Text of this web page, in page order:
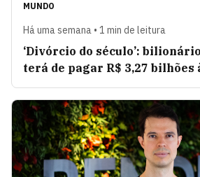
MUNDO
Há uma semana • 1 min de leitura
‘Divórcio do século’:
terá de pagar R$ 3,27 bilhões